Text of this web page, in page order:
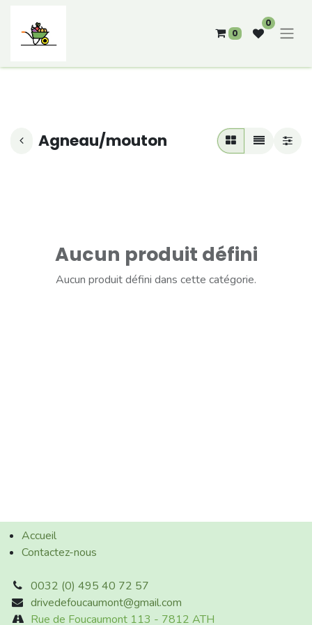
0
0
Agneau/mouton
Aucun produit défini
Aucun produit défini dans cette catégorie.
Accueil
Contactez-nous
0032 (0) 495 40 72 57
drivedefoucaumont@gmail.com
Rue de Foucaumont 113 - 7812 ATH